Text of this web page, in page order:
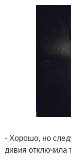
- Хорошо, но
дивия отключила